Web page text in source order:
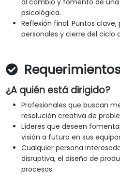
al cambio y fomento de
psicológica.
Reflexión final: Puntos
personales y cierre del ciclo
¿A quién está dirigido?
Profesionales que buscan
resolución creativa de
Líderes que deseen
visión a futuro en sus
Cualquier persona
disruptiva, el diseño de
procesos.